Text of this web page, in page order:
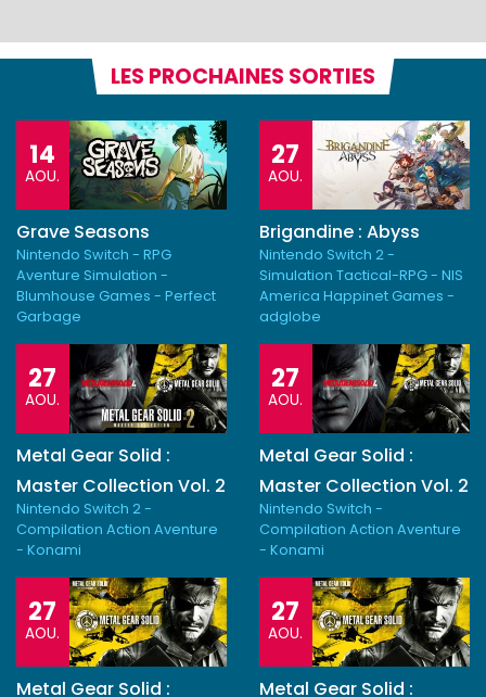
LES PROCHAINES SORTIES
14
AOU.
Grave Seasons
Nintendo Switch - RPG
Aventure Simulation -
Blumhouse Games - Perfect
Garbage
27
AOU.
Brigandine : Abyss
Nintendo Switch 2 -
Simulation Tactical-RPG - NIS
America Happinet Games -
adglobe
27
AOU.
Metal Gear Solid :
Master Collection Vol. 2
Nintendo Switch 2 -
Compilation Action Aventure
- Konami
27
AOU.
Metal Gear Solid :
Master Collection Vol. 2
Nintendo Switch -
Compilation Action Aventure
- Konami
27
AOU.
Metal Gear Solid :
27
AOU.
Metal Gear Solid :